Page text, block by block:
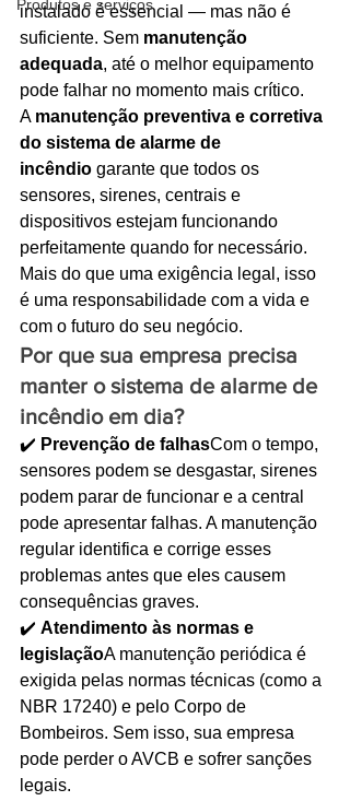
Ligações de 8h as 17h
WhatsApp de 8h as 12h
Siga nosso facebook
E também nosso instagram
Produtos e serviços
instalado é essencial — mas não é
suficiente. Sem manutenção
adequada, até o melhor equipamento
pode falhar no momento mais crítico.
A manutenção preventiva e corretiva
do sistema de alarme de
incêndio garante que todos os
sensores, sirenes, centrais e
dispositivos estejam funcionando
perfeitamente quando for necessário.
Mais do que uma exigência legal, isso
é uma responsabilidade com a vida e
com o futuro do seu negócio.
Por que sua empresa precisa
manter o sistema de alarme de
incêndio em dia?
✔️ Prevenção de falhasCom o tempo,
sensores podem se desgastar, sirenes
podem parar de funcionar e a central
pode apresentar falhas. A manutenção
regular identifica e corrige esses
problemas antes que eles causem
consequências graves.
✔️ Atendimento às normas e
legislaçãoA manutenção periódica é
exigida pelas normas técnicas (como a
NBR 17240) e pelo Corpo de
Bombeiros. Sem isso, sua empresa
pode perder o AVCB e sofrer sanções
legais.